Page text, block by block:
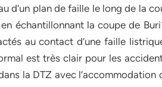
d’un plan de faille le long de la
échantillonnant la coupe de
au contact d’une faille
est très clair pour les
la DTZ avec